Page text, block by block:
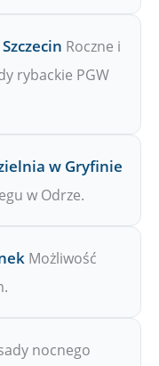
Roczne i
rybackie PGW
w Gryfinie
w Odrze.
Możliwość
nocnego